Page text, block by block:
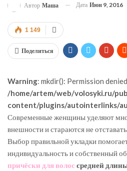
Автор Маша Дата Июн 9, 2016
1 149
Поделиться
Warning: mkdir(): Permission
/home/artem/web/volosyki.ru/
content/plugins/autointerlinks/
Современные женщины уделяют
внешности и стараются не
Выбор правильной укладки
индивидуальность и собственный
причёски для волос средней